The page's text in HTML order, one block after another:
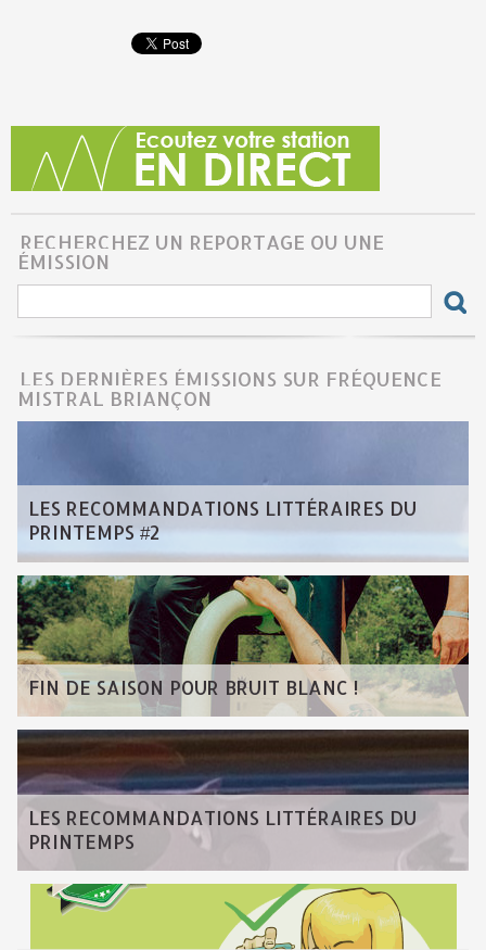
RECHERCHEZ UN REPORTAGE OU UNE
ÉMISSION
LES DERNIÈRES ÉMISSIONS SUR FRÉQUENCE
MISTRAL BRIANÇON
LES RECOMMANDATIONS LITTÉRAIRES DU
PRINTEMPS #2
FIN DE SAISON POUR BRUIT BLANC !
LES RECOMMANDATIONS LITTÉRAIRES DU
PRINTEMPS